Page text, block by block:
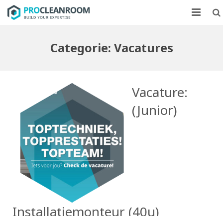
CASE STUDIES
OVER ONS
CONTACT
Categorie: Vacatures
Vacature:
(Junior)
Installatiemonteur (40u)